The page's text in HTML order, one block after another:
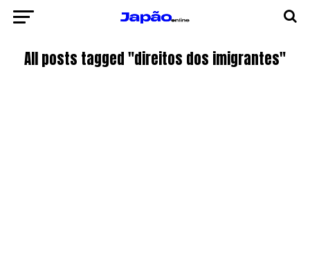
All posts tagged "direitos dos imigrantes"